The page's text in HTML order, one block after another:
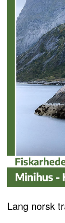
Lang norsk